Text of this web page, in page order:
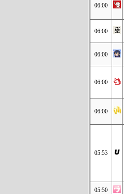
06:00
06:00
06:00
06:00
06:00
05:53
05:50